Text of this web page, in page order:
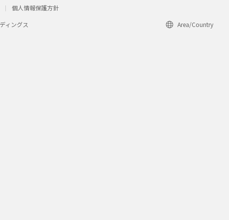
個人情報保護方針
ィングス Area/Country